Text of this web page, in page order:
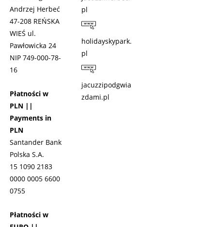
Andrzej Herbeć
47-208 REŃSKA
WIEŚ ul.
Pawłowicka 24
NIP 749-000-78-
16
Płatności w
PLN ||
Payments in
PLN
Santander Bank
Polska S.A.
15 1090 2183
0000 0005 6600
0755
Płatności w
pl
holidayskypark.
pl
jacuzzipodgwia
zdami.pl